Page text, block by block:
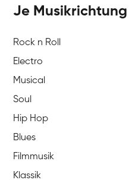
Je Musikrichtung
Rock n Roll
Electro
Musical
Soul
Hip Hop
Blues
Filmmusik
Klassik